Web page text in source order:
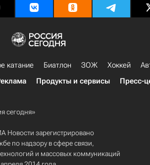
катание Биатлон ЗОЖ Хоккей
Продукты и сервисы Пресс-
сегодня»
Новости зарегистрировано
по надзору в сфере связи,
и массовых коммуникаций